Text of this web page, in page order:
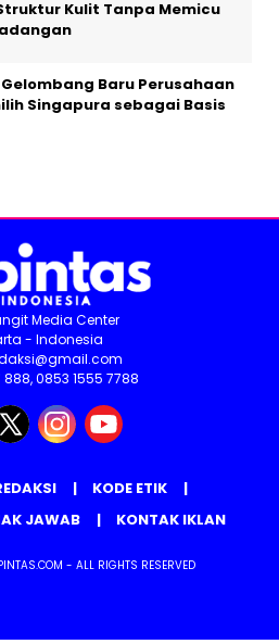
Kulit Tanpa Memicu
Baru Perusahaan
Singapura sebagai Basis
Media Center
- Indonesia
0853 1555 7788
KODE ETIK
JAWAB KONTAK IKLAN
- ALL RIGHTS RESERVED